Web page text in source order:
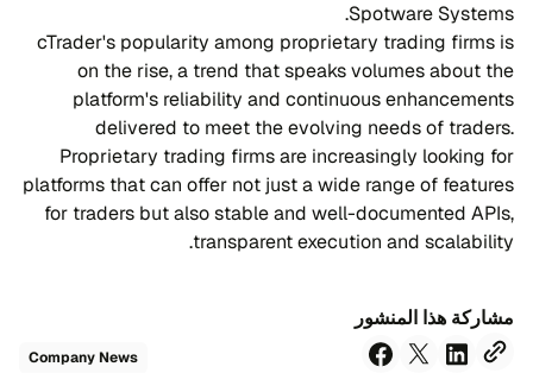
Spotware Systems.
cTrader's popularity among proprietary trading firms is
on the rise, a trend that speaks volumes about the
platform's reliability and continuous enhancements
delivered to meet the evolving needs of traders.
Proprietary trading firms are increasingly looking for
platforms that can offer not just a wide range of features
for traders but also stable and well-documented APIs,
transparent execution and scalability.
مشاركة هذا المنشور
Company News